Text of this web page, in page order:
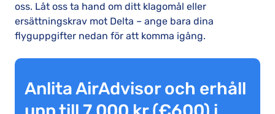
oss. Låt oss ta hand om ditt klagomål eller
ersättningskrav mot Delta – ange bara dina
flyguppgifter nedan för att komma igång.
Anlita AirAdvisor och erhåll